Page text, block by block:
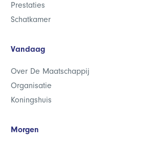
Prestaties
Schatkamer
Vandaag
Over De Maatschappij
Organisatie
Koningshuis
Morgen